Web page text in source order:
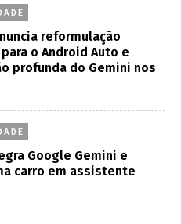
reformulação
o Android Auto e
profunda do Gemini nos
Google Gemini e
carro em assistente